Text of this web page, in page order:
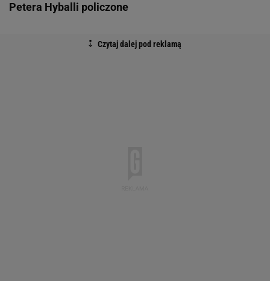
Petera Hyballi policzone